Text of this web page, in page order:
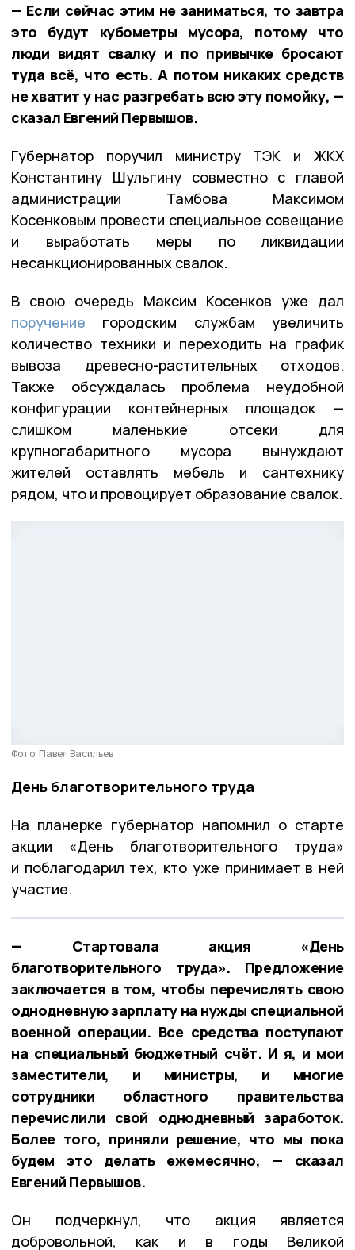
— Если сейчас этим не заниматься, то завтра
это будут кубометры мусора, потому что
люди видят свалку и по привычке бросают
туда всё, что есть. А потом никаких средств
не хватит у нас разгребать всю эту помойку, —
сказал Евгений Первышов.
Губернатор поручил министру ТЭК и ЖКХ
Константину Шульгину совместно с главой
администрации Тамбова Максимом
Косенковым провести специальное совещание
и выработать меры по ликвидации
несанкционированных свалок.
В свою очередь Максим Косенков уже дал
поручение городским службам увеличить
количество техники и переходить на график
вывоза древесно-растительных отходов.
Также обсуждалась проблема неудобной
конфигурации контейнерных площадок —
слишком маленькие отсеки для
крупногабаритного мусора вынуждают
жителей оставлять мебель и сантехнику
рядом, что и провоцирует образование свалок.
Фото: Павел Васильев
День благотворительного труда
На планерке губернатор напомнил о старте
акции «День благотворительного труда»
и поблагодарил тех, кто уже принимает в ней
участие.
— Стартовала акция «День
благотворительного труда». Предложение
заключается в том, чтобы перечислять свою
однодневную зарплату на нужды специальной
военной операции. Все средства поступают
на специальный бюджетный счёт. И я, и мои
заместители, и министры, и многие
сотрудники областного правительства
перечислили свой однодневный заработок.
Более того, приняли решение, что мы пока
будем это делать ежемесячно, — сказал
Евгений Первышов.
Он подчеркнул, что акция является
добровольной, как и в годы Великой